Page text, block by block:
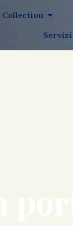
Collection
Servizi